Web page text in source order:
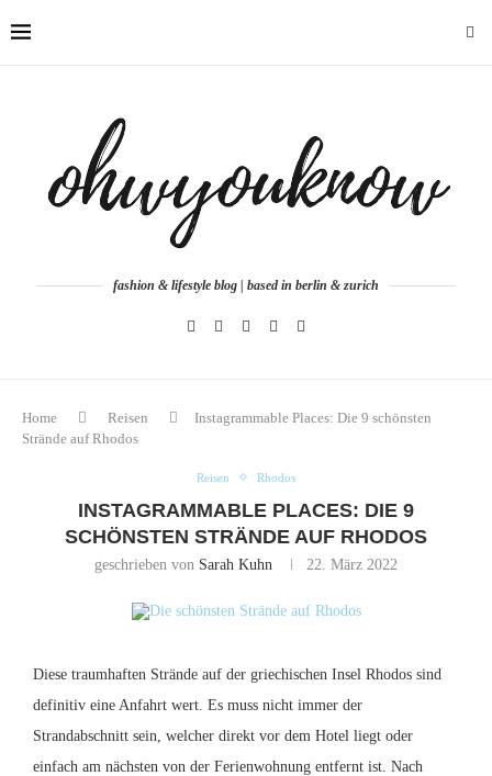
fashion & lifestyle blog | based in berlin & zurich
Home Reisen
Instagrammable Places: Die 9 schönsten
Strände auf Rhodos
Reisen Rhodos
INSTAGRAMMABLE PLACES: DIE 9
SCHÖNSTEN STRÄNDE AUF RHODOS
geschrieben von Sarah Kuhn 22. März 2022
Diese traumhaften Strände auf der griechischen Insel Rhodos sind
definitiv eine Anfahrt wert. Es muss nicht immer der
Strandabschnitt sein, welcher direkt vor dem Hotel liegt oder
einfach am nächsten von der Ferienwohnung entfernt ist. Nach